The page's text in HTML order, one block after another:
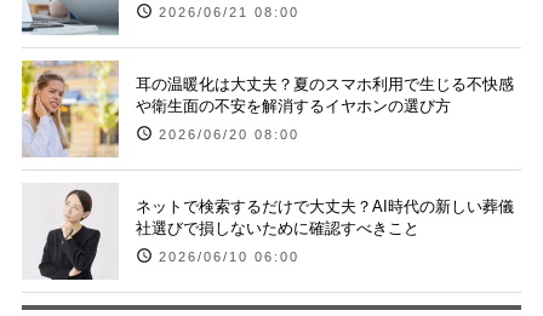
2026/06/21 08:00
耳の温暖化は大丈夫？夏のスマホ利用で生じる不快感
や衛生面の不安を解消するイヤホンの選び方
2026/06/20 08:00
ネットで検索するだけで大丈夫？AI時代の新しい葬儀
社選びで損しないために確認すべきこと
2026/06/10 06:00